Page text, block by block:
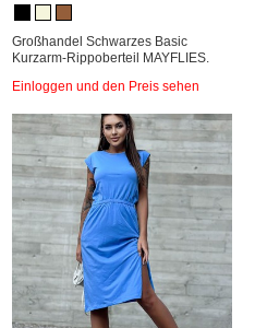
Großhandel Schwarzes Basic
Kurzarm-Rippoberteil MAYFLIES.
Einloggen und den Preis sehen